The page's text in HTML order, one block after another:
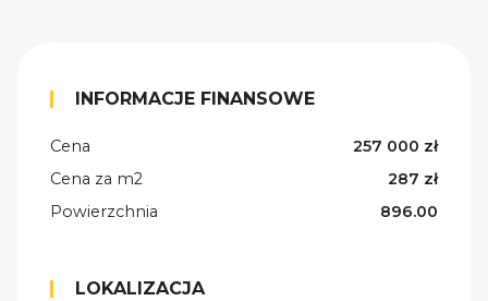
INFORMACJE FINANSOWE
Cena
257 000 zł
Cena za m2
287 zł
Powierzchnia
896.00
LOKALIZACJA